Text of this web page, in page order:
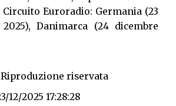
Euroradio: Germania (23
Danimarca (24 dicembre
riservata
12/2025 17:28:28